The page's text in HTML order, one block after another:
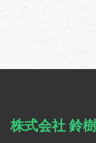
株式会社 鈴樹